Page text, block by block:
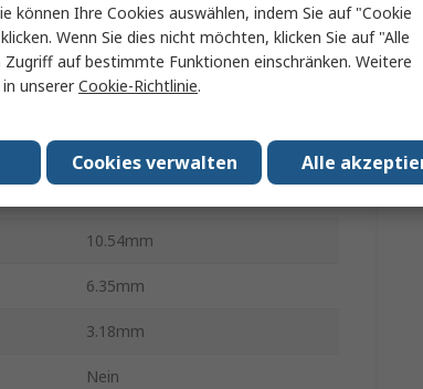
4
85°C
10.54mm
6.35mm
3.18mm
Nein
können Ihre Cookies auswählen, indem Sie auf "Cookie
Wenn Sie dies nicht möchten, klicken Sie auf "Alle
Zugriff auf bestimmte Funktionen einschränken. Weitere
unsererCookie-Richtlinie.
Alle
Cookies verwalten